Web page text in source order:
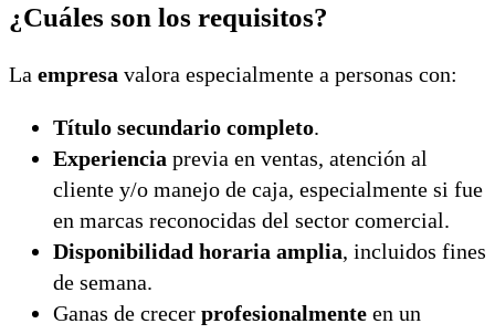
¿Cuáles son los requisitos?
La empresa valora especialmente a personas con:
Título secundario completo.
Experiencia previa en ventas, atención al
cliente y/o manejo de caja, especialmente si fue
en marcas reconocidas del sector comercial.
Disponibilidad horaria amplia, incluidos fines
de semana.
Ganas de crecer profesionalmente en un